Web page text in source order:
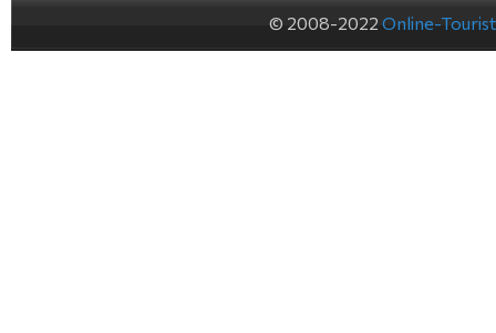
© 2008-2022 Online-